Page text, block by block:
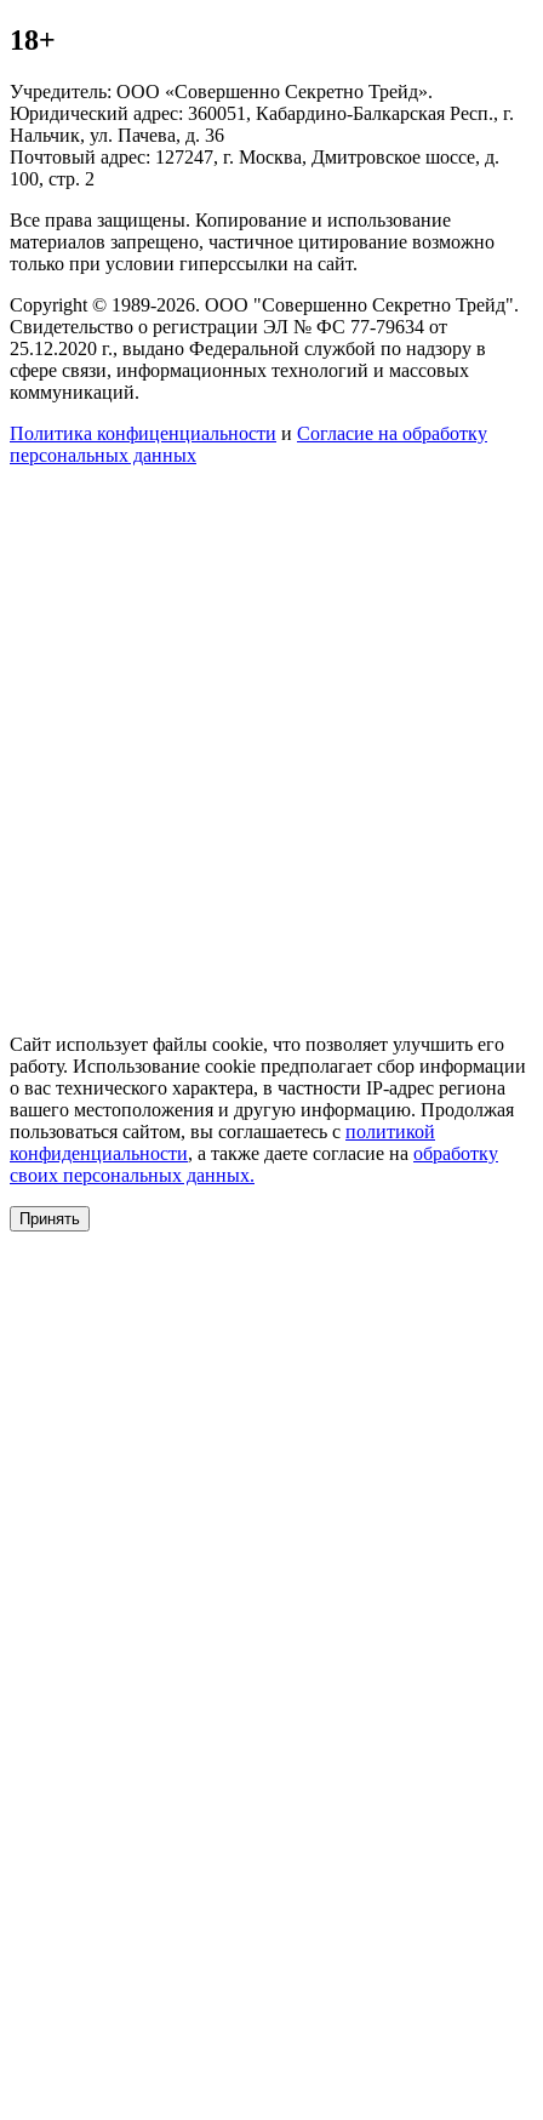
18+
Учредитель: ООО «Совершенно Секретно Трейд».
Юридический адрес: 360051, Кабардино-Балкарская Респ., г.
Нальчик, ул. Пачева, д. 36
Почтовый адрес: 127247, г. Москва, Дмитровское шоссе, д.
100, стр. 2
Все права защищены. Копирование и использование
материалов запрещено, частичное цитирование возможно
только при условии гиперссылки на сайт.
Copyright © 1989-2026. ООО "Совершенно Секретно Трейд".
Свидетельство о регистрации ЭЛ № ФС 77-79634 от
25.12.2020 г., выдано Федеральной службой по надзору в
сфере связи, информационных технологий и массовых
коммуникаций.
Политика конфиценциальности и Согласие на обработку
персональных данных
Сайт использует файлы cookie, что позволяет улучшить его
работу. Использование cookie предполагает сбор информации
о вас технического характера, в частности IP-адрес региона
вашего местоположения и другую информацию. Продолжая
пользоваться сайтом, вы соглашаетесь с политикой
конфиденциальности, а также даете согласие на обработку
своих персональных данных.
Принять